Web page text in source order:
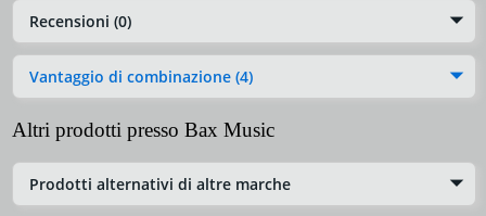
Recensioni (0)
Vantaggio di combinazione (4)
Altri prodotti presso Bax Music
Prodotti alternativi di altre marche